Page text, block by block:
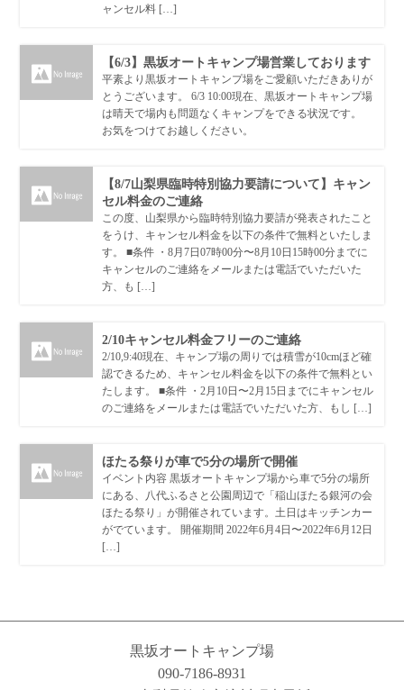
ャンセル料 […]
【6/3】黒坂オートキャンプ場営業しております
平素より黒坂オートキャンプ場をご愛顧いただきありが
とうございます。 6/3 10:00現在、黒坂オートキャンプ場
は晴天で場内も問題なくキャンプをできる状況です。
お気をつけてお越しください。
【8/7山梨県臨時特別協力要請について】キャン
セル料金のご連絡
この度、山梨県から臨時特別協力要請が発表されたこと
をうけ、キャンセル料金を以下の条件で無料といたしま
す。 ■条件 ・8月7日07時00分〜8月10日15時00分までに
キャンセルのご連絡をメールまたは電話でいただいた
方、も […]
2/10キャンセル料金フリーのご連絡
2/10,9:40現在、キャンプ場の周りでは積雪が10cmほど確
認できるため、キャンセル料金を以下の条件で無料とい
たします。 ■条件 ・2月10日〜2月15日までにキャンセル
のご連絡をメールまたは電話でいただいた方、もし […]
ほたる祭りが車で5分の場所で開催
イベント内容 黒坂オートキャンプ場から車で5分の場所
にある、八代ふるさと公園周辺で「稲山ほたる銀河の会
ほたる祭り」が開催されています。土日はキッチンカー
がでています。 開催期間 2022年6月4日〜2022年6月12日
[…]
黒坂オートキャンプ場
090-7186-8931